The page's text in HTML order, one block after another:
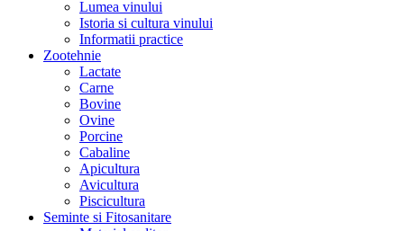
Lumea vinului
Istoria si cultura vinului
Informatii practice
Zootehnie
Lactate
Carne
Bovine
Ovine
Porcine
Cabaline
Apicultura
Avicultura
Piscicultura
Seminte si Fitosanitare